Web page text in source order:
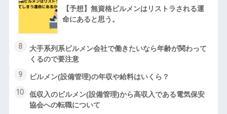
【予想】無資格ビルメンはリストラされる運
命にあると思う。
8
大手系列系ビルメン会社で働きたいなら年齢が関わって
くるので要注意
9 ビルメン(設備管理)の年収や給料はいくら？
10
低収入のビルメン(設備管理)から高収入である電気保安
協会への転職について